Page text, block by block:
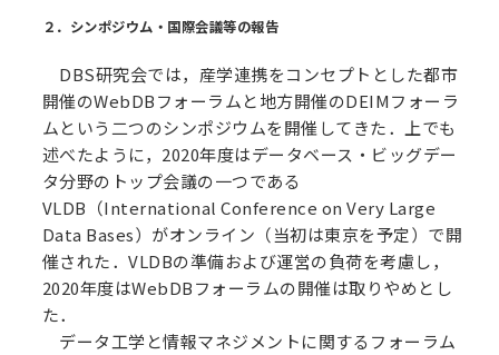
２．シンポジウム・国際会議等の報告
DBS研究会では，産学連携をコンセプトとした都市
開催のWebDBフォーラムと地方開催のDEIMフォーラ
ムという二つのシンポジウムを開催してきた．上でも
述べたように，2020年度はデータベース・ビッグデー
タ分野のトップ会議の一つである
VLDB（International Conference on Very Large
Data Bases）がオンライン（当初は東京を予定）で開
催された．VLDBの準備および運営の負荷を考慮し，
2020年度はWebDBフォーラムの開催は取りやめとし
た．
データ工学と情報マネジメントに関するフォーラム